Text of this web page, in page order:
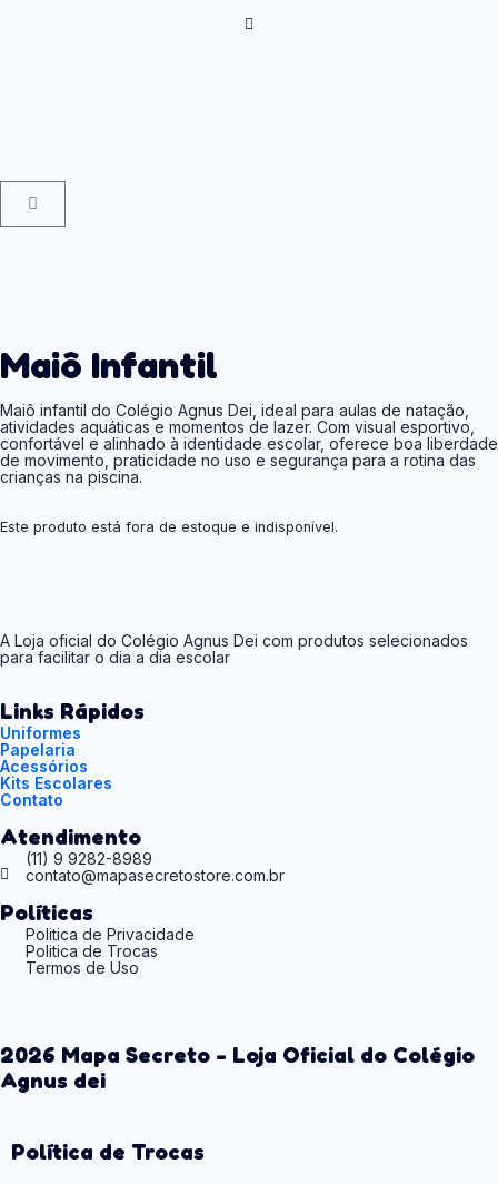
Maiô Infantil
Maiô infantil do Colégio Agnus Dei, ideal para aulas de natação,
atividades aquáticas e momentos de lazer. Com visual esportivo,
confortável e alinhado à identidade escolar, oferece boa liberdade
de movimento, praticidade no uso e segurança para a rotina das
crianças na piscina.
Este produto está fora de estoque e indisponível.
A Loja oficial do Colégio Agnus Dei com produtos selecionados
para facilitar o dia a dia escolar
Links Rápidos
Uniformes
Papelaria
Acessórios
Kits Escolares
Contato
Atendimento
(11) 9 9282-8989
contato@mapasecretostore.com.br
Políticas
Politica de Privacidade
Politica de Trocas
Termos de Uso
2026 Mapa Secreto - Loja Oficial do Colégio
Agnus dei
Política de Trocas